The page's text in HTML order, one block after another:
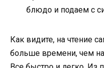
блюдо и подаем с
Как видите, на чтение
больше времени, чем